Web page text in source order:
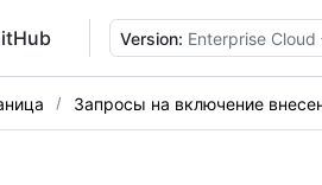
Version: Enterprise Cloud
Запросы на включение